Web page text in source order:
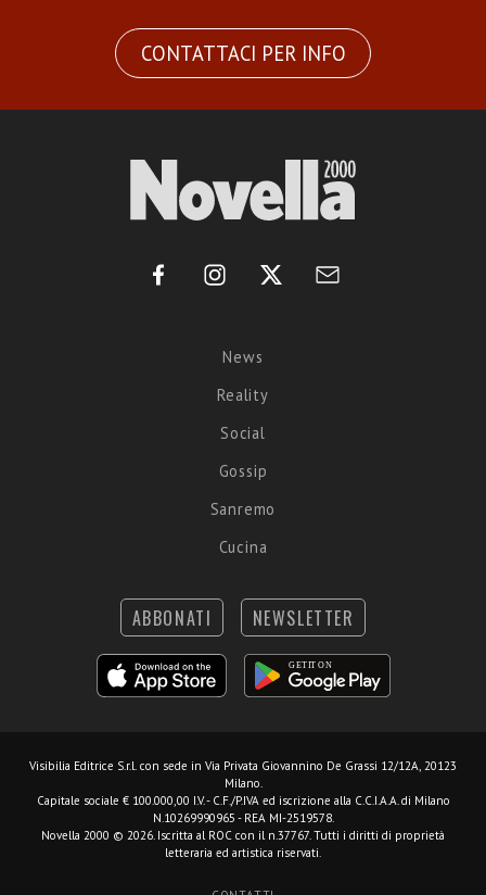
CONTATTACI PER INFO
News
Reality
Social
Gossip
Sanremo
Cucina
ABBONATI NEWSLETTER
Visibilia Editrice S.r.l. con sede in Via Privata Giovannino De Grassi 12/12A, 20123
Milano.
Capitale sociale € 100.000,00 I.V. - C.F./P.IVA ed iscrizione alla C.C.I.A.A. di Milano
N.10269990965 - REA MI-2519578.
Novella 2000 © 2026. Iscritta al ROC con il n.37767. Tutti i diritti di proprietà
letteraria ed artistica riservati.